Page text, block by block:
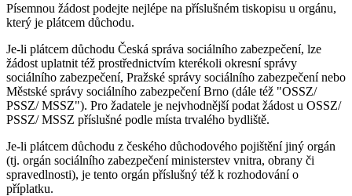
Písemnou žádost podejte nejlépe na příslušném tiskopisu u orgánu,
který je plátcem důchodu.
Je-li plátcem důchodu Česká správa sociálního zabezpečení, lze
žádost uplatnit též prostřednictvím kterékoli okresní správy
sociálního zabezpečení, Pražské správy sociálního zabezpečení nebo
Městské správy sociálního zabezpečení Brno (dále též "OSSZ/
PSSZ/ MSSZ"). Pro žadatele je nejvhodnější podat žádost u OSSZ/
PSSZ/ MSSZ příslušné podle místa trvalého bydliště.
Je-li plátcem důchodu z českého důchodového pojištění jiný orgán
(tj. orgán sociálního zabezpečení ministerstev vnitra, obrany či
spravedlnosti), je tento orgán příslušný též k rozhodování o
příplatku.